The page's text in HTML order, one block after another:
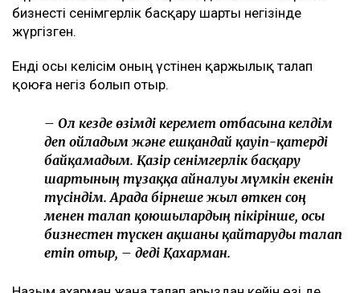
фитнес-клубқа қатысты.
– Бұл – кейінгі екі жылдағы маған қатысты
төртінші талап арыз, бірақ бұрынғы енемнің
берген алғашқы арызы. Осы уақыт ішінде мен
тек бір талап арыз бердім. Ол – ата-ана
құқығынан айыру туралы. Меніңше, олардың
түсінігінде бәріне мен кінәлімін:
ажырасқаныма да, өз пікірімді айтқаныма да,
балалардың олармен араласқысы
келмейтініне де, – деді ол.
Қахарманның сөзінше, фитнес-клуб орналасқан
ғимарат Қуандық Бишімбаевтың анасы Альмира
Нұрлыбекованың атына рәсімделген. Ал Қахарман